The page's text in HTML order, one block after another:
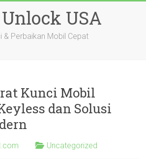
USA
& Perbaikan Mobil Cepat
Kunci Mobil
dan Solusi
Uncategorized